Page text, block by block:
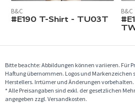
B&C
#E190 T-Shirt - TU03T
B&C
Bitte beachte: Abbildungen können variieren. Für
Haftung übernommen. Logos und Markenzeichen
Herstellers. Irrtümer und Änderungen vorbehalten.
* Alle Preisangaben sind exkl. der gesetzlichen
angegeben zzgl. Versandkosten.